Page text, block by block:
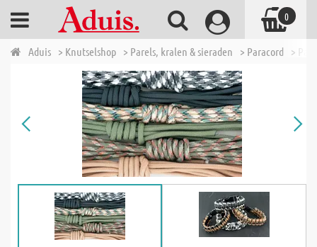
Aduis > Knutselshop > Parels, kralen & sieraden > Paracord >
0